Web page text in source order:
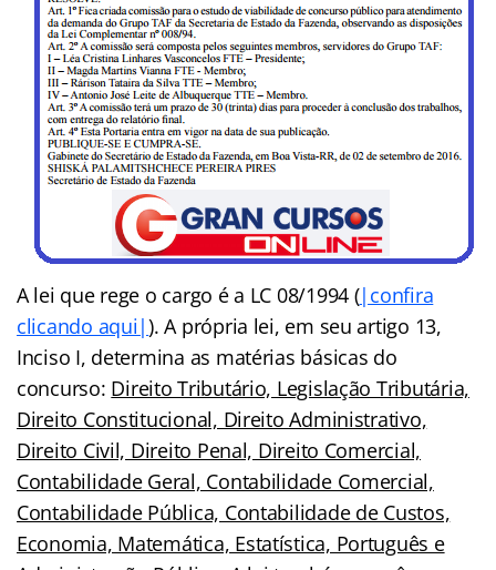
A lei que rege o cargo é a LC 08/1994 (|confira
clicando aqui|). A própria lei, em seu artigo 13,
Inciso I, determina as matérias básicas do
concurso: Direito Tributário, Legislação Tributária,
Direito Constitucional, Direito Administrativo,
Direito Civil, Direito Penal, Direito Comercial,
Contabilidade Geral, Contabilidade Comercial,
Contabilidade Pública, Contabilidade de Custos,
Economia, Matemática, Estatística, Português e